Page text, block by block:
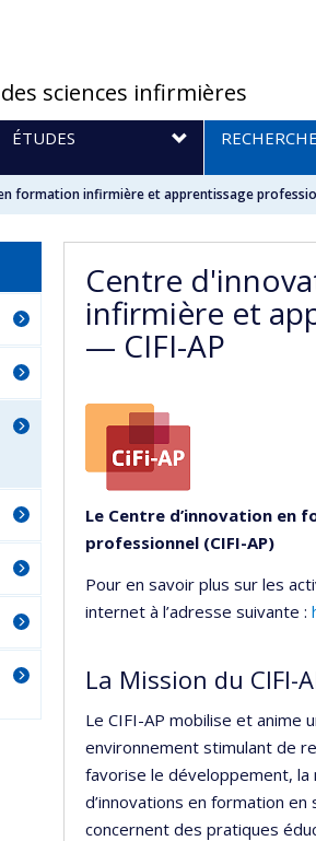
sciences infirmières
ÉTUDES RECHERCHE
formation infirmière et apprentissage
Centre
infirmière et
— CIFI-AP
Le Centre d’innovation en
professionnel (CIFI-AP)
Pour en savoir plus sur les
internet à l’adresse suivante :
La Mission du CIFI-
Le CIFI-AP mobilise et anime
environnement stimulant de
favorise le développement, la
d’innovations en formation en
concernent des pratiques